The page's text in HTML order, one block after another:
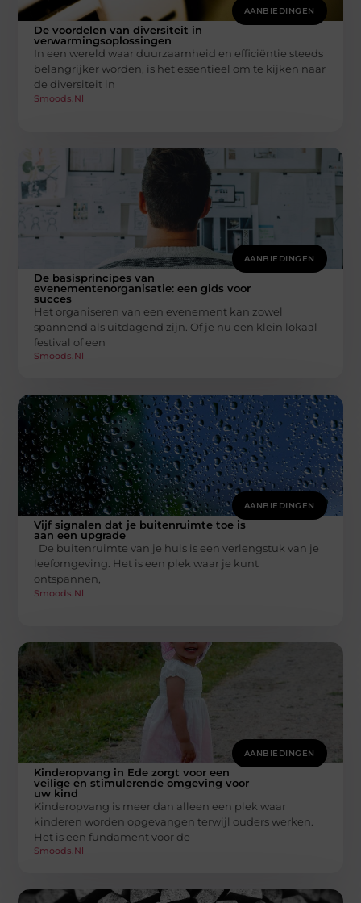
AANBIEDINGEN
De voordelen van diversiteit in
verwarmingsoplossingen
In een wereld waar duurzaamheid en efficiëntie steeds
belangrijker worden, is het essentieel om te kijken naar
de diversiteit in
Smoods.nl
AANBIEDINGEN
De basisprincipes van
evenementenorganisatie: een gids voor
succes
Het organiseren van een evenement kan zowel
spannend als uitdagend zijn. Of je nu een klein lokaal
festival of een
Smoods.nl
AANBIEDINGEN
Vijf signalen dat je buitenruimte toe is
aan een upgrade
De buitenruimte van je huis is een verlengstuk van je
leefomgeving. Het is een plek waar je kunt
ontspannen,
Smoods.nl
AANBIEDINGEN
Kinderopvang in Ede zorgt voor een
veilige en stimulerende omgeving voor
uw kind
Kinderopvang is meer dan alleen een plek waar
kinderen worden opgevangen terwijl ouders werken.
Het is een fundament voor de
Smoods.nl